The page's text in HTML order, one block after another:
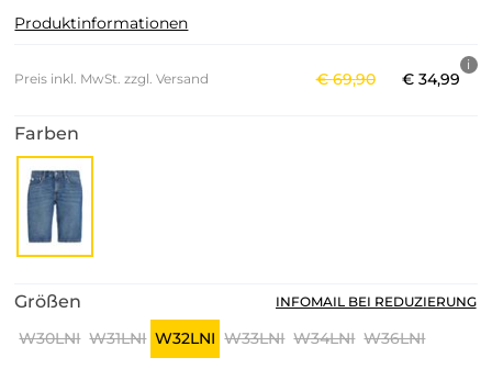
Produktinformationen
Preis inkl. MwSt. zzgl. Versand €69,90 € 34,99
Farben
Größen
W30LNI W31LNI W32LNI W33LNI W34LNI W36LNI
INFOMAIL BEI REDUZIERUNG